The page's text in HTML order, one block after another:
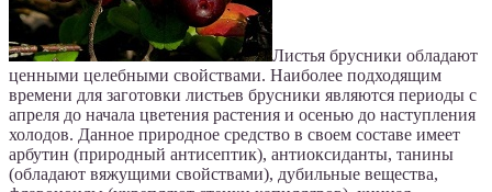
Листья брусники обладают
ценными целебными свойствами. Наиболее подходящим
времени для заготовки листьев брусники являются периоды с
апреля до начала цветения растения и осенью до наступления
холодов. Данное природное средство в своем составе имеет
арбутин (природный антисептик), антиоксиданты, танины
(обладают вяжущими свойствами), дубильные вещества,